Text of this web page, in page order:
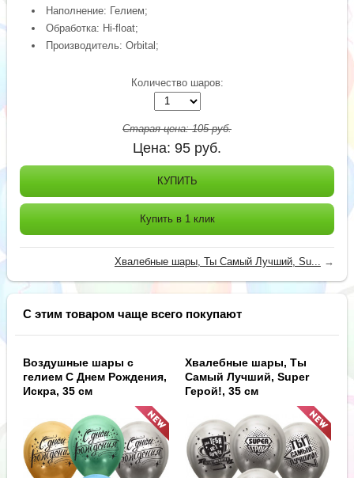
Наполнение: Гелием;
Обработка: Hi-float;
Производитель: Orbital;
Количество шаров:
Старая цена:105руб.
Цена: 95 руб.
КУПИТЬ
Купить в 1 клик
Хвалебные шары, Ты Самый Лучший, Su... →
С этим товаром чаще всего покупают
Воздушные шары с
гелием С Днем Рождения,
Искра, 35 см
Хвалебные шары, Ты
Самый Лучший, Super
Герой!, 35 см